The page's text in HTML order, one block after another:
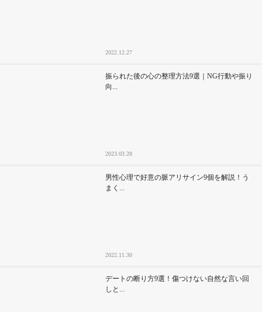
2022.12.27
振られた後の心の整理方法9選｜NG行動や振り
向...
2023.03.28
男性心理で好意の脈アリサイン9個を解説！う
まく...
2022.11.30
デートの断り方9選！傷つけない自然な言い回
しと...